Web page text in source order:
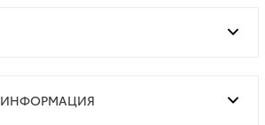
ИНФОРМАЦИЯ